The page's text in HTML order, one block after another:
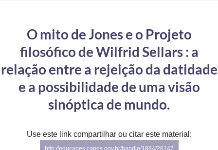
Controladoria-Geral da União
Secretaria de Governo
Advocacia-Geral da União
O mito de Jones e o Projeto
filosófico de Wilfrid Sellars : a
relação entre a rejeição da datidade
e a possibilidade de uma visão
sinóptica de mundo.
Use este link compartilhar ou citar este material:
http://educapes.capes.gov.br/handle/1884/26147